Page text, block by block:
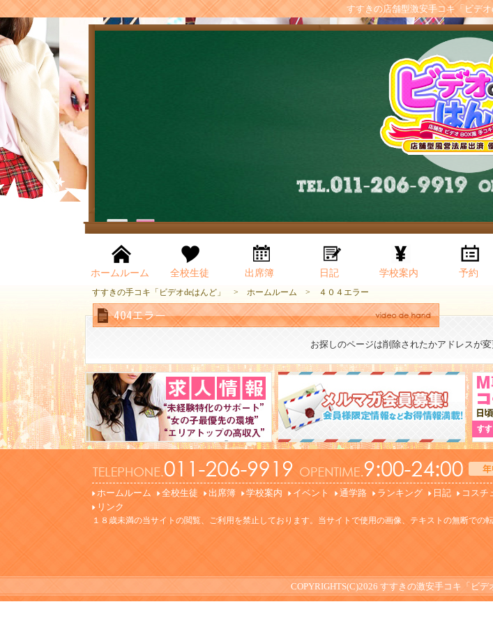
すすきの店舗型激安手コキ「ビデ
ホームルーム 全校生徒 出席簿 日記 学校案内 予約
すすきの手コキ「ビデオdeはんど」 ホームルーム ４０４エラー
404エラー
お探しのページは削除されたかアドレスが
ホームルーム 全校生徒 出席簿 学校案内 イベント 通学路 ランキング 日記 コスチ
リンク
１８歳未満の当サイトの閲覧、ご利用を禁止しております。当サイトで使用の画像、テキストの無断での
COPYRIGHTS(C)2026 すすきの激安手コキ「ビデ